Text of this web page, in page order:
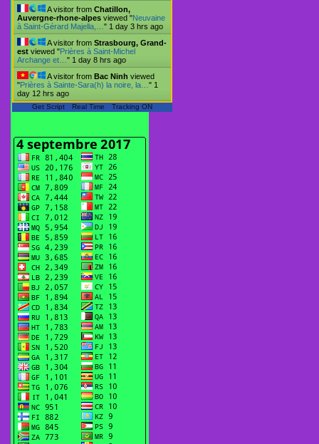
A visitor from Chatillon,
Auvergne-rhone-alpes viewed "Neuvaine
à Saint-Gérard Majella,… " 1 day 3 hrs ago
A visitor from Strasbourg, Grand-
est viewed "Prières à Saint-Michel
Archange et… " 1 day 8 hrs ago
A visitor from Bac Ninh viewed
"Prières à Sainte-Sara(h) la noire, la… " 1
day 12 hrs ago
Get Script Real Time Tracking ON